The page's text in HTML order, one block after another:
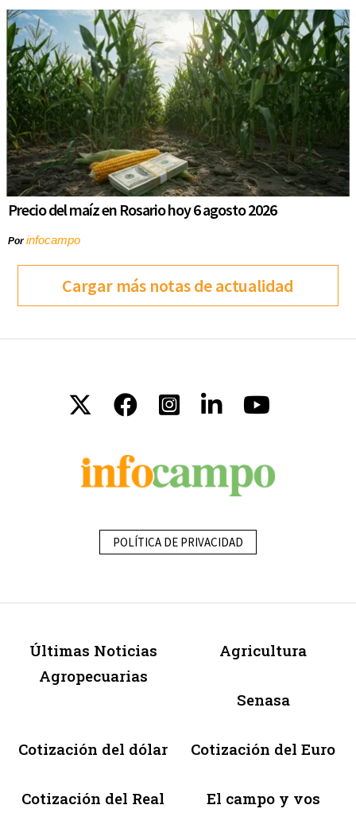
Precio del maíz en Rosario hoy 6 agosto 2026
Porinfocampo
Cargar más notas de actualidad
POLÍTICA DE PRIVACIDAD
Últimas Noticias
Agropecuarias
Agricultura
Senasa
Cotización del dólar Cotización del Euro
Cotización del Real El campo y vos